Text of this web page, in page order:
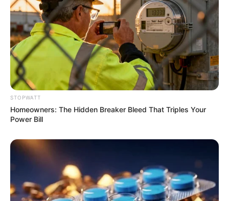
Neuropathy Has Been Linked To A Common Habit.
Do You Do It?
NERVE FLOW
STOPWATT
Homeowners: The Hidden Breaker Bleed That Triples Your
Power Bill